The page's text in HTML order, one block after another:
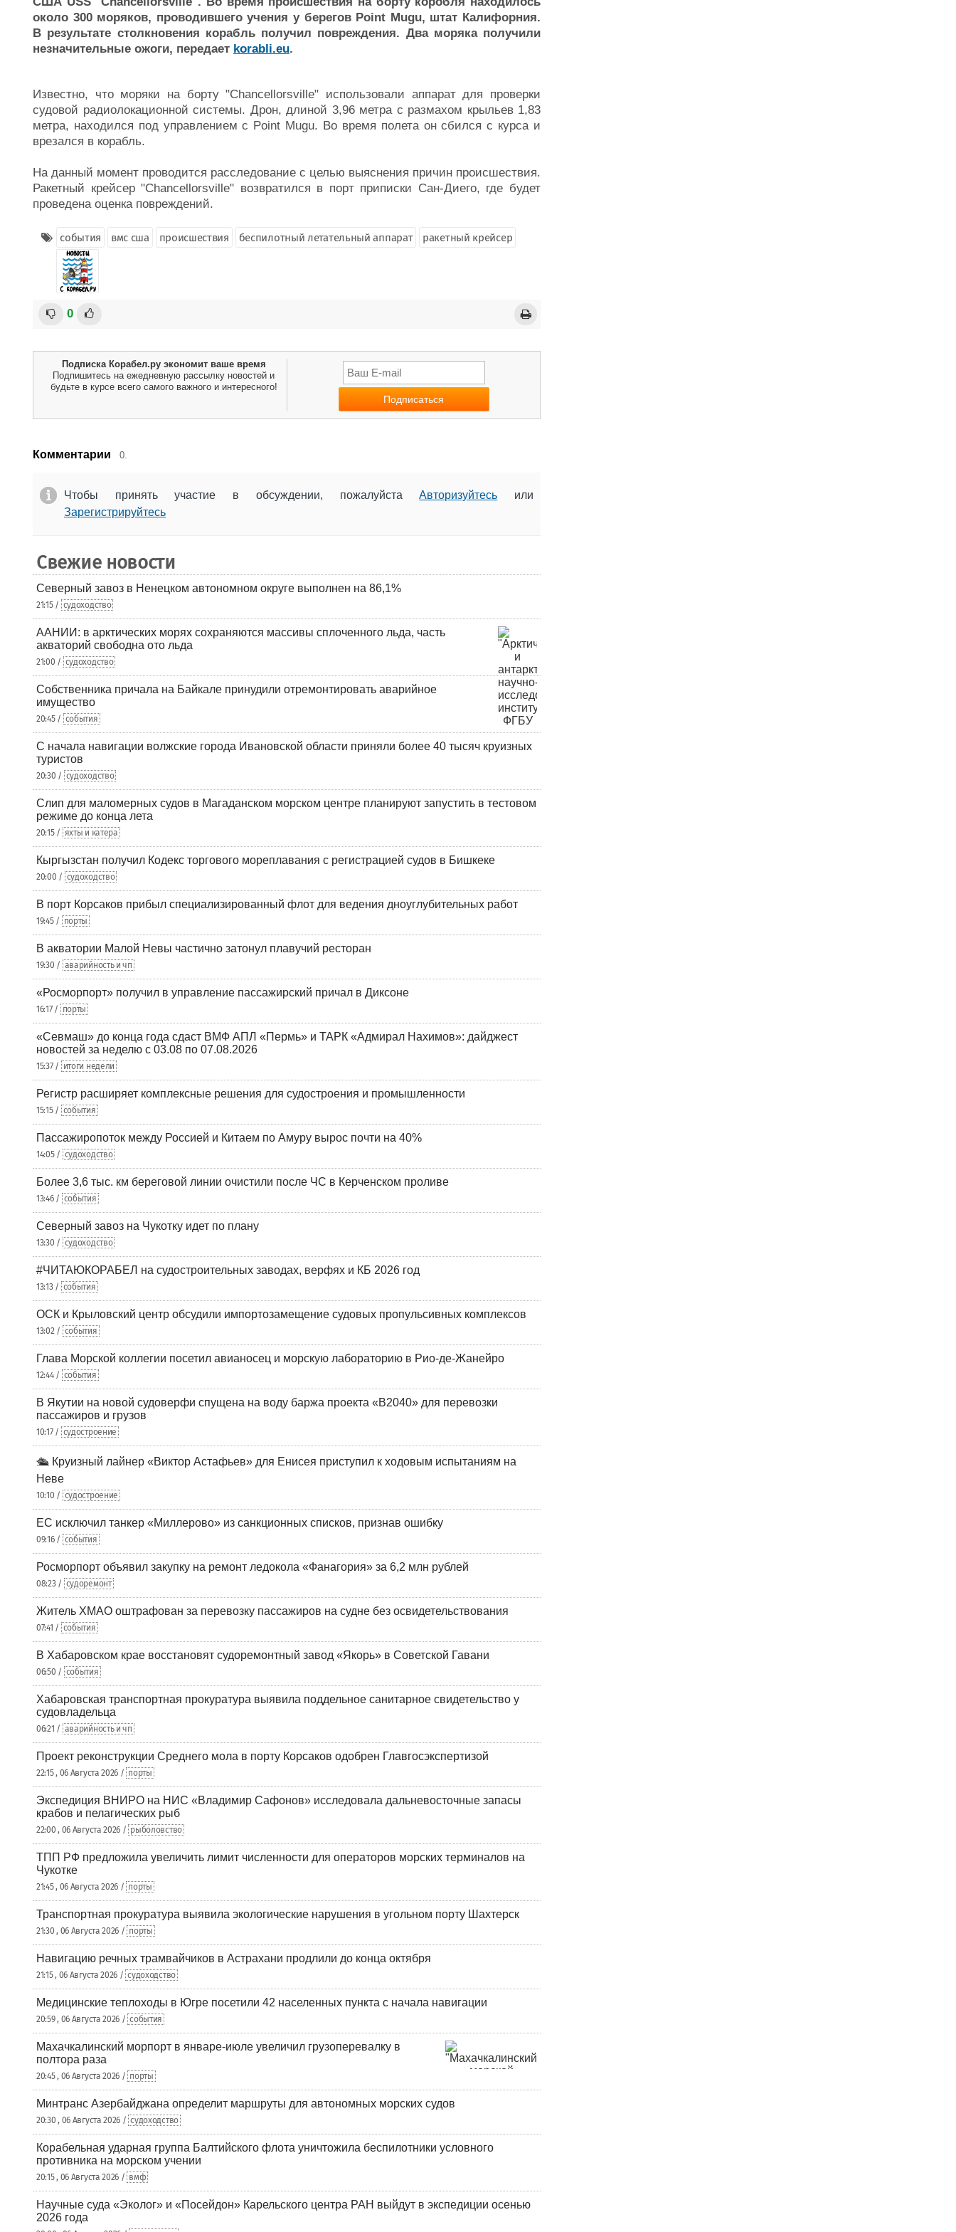
около 300 моряков, проводившего учения у берегов Point Mugu, штат Калифорния.
В результате столкновения корабль получил повреждения. Два моряка получили
незначительные ожоги, передает korabli.eu.
Известно, что моряки на борту "Chancellorsville" использовали аппарат для проверки
судовой радиолокационной системы. Дрон, длиной 3,96 метра с размахом крыльев 1,83
метра, находился под управлением с Point Mugu. Во время полета он сбился с курса и
врезался в корабль.
На данный момент проводится расследование с целью выяснения причин происшествия.
Ракетный крейсер "Chancellorsville" возвратился в порт приписки Сан-Диего, где будет
проведена оценка повреждений.
события вмс сша происшествия беспилотный летательный аппарат ракетный крейсер
0
Подписка Корабел.ру экономит ваше время
Подпишитесь на ежедневную рассылку новостей и
будьте в курсе всего самого важного и интересного!
Комментарии 0.
Чтобы принять участие в обсуждении, пожалуйстаАвторизуйтесь или
Зарегистрируйтесь
Свежие новости
Северный завоз в Ненецком автономном округе выполнен на 86,1%
21:15 / судоходство
ААНИИ: в арктических морях сохраняются массивы сплоченного льда, часть
акваторий свободна ото льда
21:00 / судоходство
Собственника причала на Байкале принудили отремонтировать аварийное
имущество
20:45 / события
С начала навигации волжские города Ивановской области приняли более 40 тысяч круизных
туристов
20:30 / судоходство
Слип для маломерных судов в Магаданском морском центре планируют запустить в тестовом
режиме до конца лета
20:15 / яхты и катера
Кыргызстан получил Кодекс торгового мореплавания с регистрацией судов в Бишкеке
20:00 / судоходство
В порт Корсаков прибыл специализированный флот для ведения дноуглубительных работ
19:45 / порты
В акватории Малой Невы частично затонул плавучий ресторан
19:30 / аварийность и чп
«Росморпорт» получил в управление пассажирский причал в Диксоне
16:17 / порты
«Севмаш» до конца года сдаст ВМФ АПЛ «Пермь» и ТАРК «Адмирал Нахимов»: дайджест
новостей за неделю с 03.08 по 07.08.2026
15:37 / итоги недели
Регистр расширяет комплексные решения для судостроения и промышленности
15:15 / события
Пассажиропоток между Россией и Китаем по Амуру вырос почти на 40%
14:05 / судоходство
Более 3,6 тыс. км береговой линии очистили после ЧС в Керченском проливе
13:46 / события
Северный завоз на Чукотку идет по плану
13:30 / судоходство
#ЧИТАЮКОРАБЕЛ на судостроительных заводах, верфях и КБ 2026 год
13:13 / события
ОСК и Крыловский центр обсудили импортозамещение судовых пропульсивных комплексов
13:02 / события
Глава Морской коллегии посетил авианосец и морскую лабораторию в Рио-де-Жанейро
12:44 / события
В Якутии на новой судоверфи спущена на воду баржа проекта «В2040» для перевозки
пассажиров и грузов
10:17 / судостроение
🛳️ Круизный лайнер «Виктор Астафьев» для Енисея приступил к ходовым испытаниям на
Неве
10:10 / судостроение
ЕС исключил танкер «Миллерово» из санкционных списков, признав ошибку
09:16 / события
Росморпорт объявил закупку на ремонт ледокола «Фанагория» за 6,2 млн рублей
08:23 / судоремонт
Житель ХМАО оштрафован за перевозку пассажиров на судне без освидетельствования
07:41 / события
В Хабаровском крае восстановят судоремонтный завод «Якорь» в Советской Гавани
06:50 / события
Хабаровская транспортная прокуратура выявила поддельное санитарное свидетельство у
судовладельца
06:21 / аварийность и чп
Проект реконструкции Среднего мола в порту Корсаков одобрен Главгосэкспертизой
22:15 , 06 Августа 2026 / порты
Экспедиция ВНИРО на НИС «Владимир Сафонов» исследовала дальневосточные запасы
крабов и пелагических рыб
22:00 , 06 Августа 2026 / рыболовство
ТПП РФ предложила увеличить лимит численности для операторов морских терминалов на
Чукотке
21:45 , 06 Августа 2026 / порты
Транспортная прокуратура выявила экологические нарушения в угольном порту Шахтерск
21:30 , 06 Августа 2026 / порты
Навигацию речных трамвайчиков в Астрахани продлили до конца октября
21:15 , 06 Августа 2026 / судоходство
Медицинские теплоходы в Югре посетили 42 населенных пункта с начала навигации
20:59 , 06 Августа 2026 / события
Махачкалинский морпорт в январе-июле увеличил грузоперевалку в
полтора раза
20:45 , 06 Августа 2026 / порты
Минтранс Азербайджана определит маршруты для автономных морских судов
20:30 , 06 Августа 2026 / судоходство
Корабельная ударная группа Балтийского флота уничтожила беспилотники условного
противника на морском учении
20:15 , 06 Августа 2026 / вмф
Научные суда «Эколог» и «Посейдон» Карельского центра РАН выйдут в экспедиции осенью
2026 года